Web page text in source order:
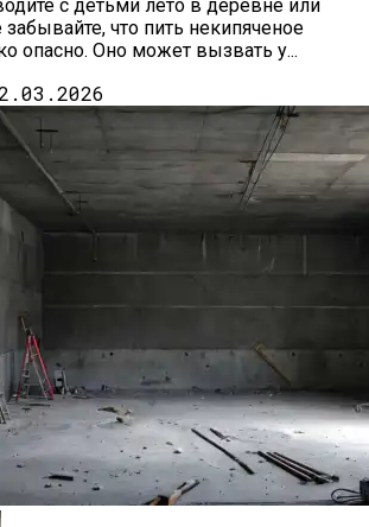
с детьми лето в деревне или
забывайте, что пить некипяченое
опасно. Оно может вызвать у...